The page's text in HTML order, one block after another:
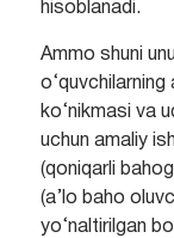
hisoblanadi.
Ammo shuni
o‘quvchilarning
ko‘nikmasi va
uchun amaliy
(qoniqarli
(a’lo baho
yo‘naltirilgan